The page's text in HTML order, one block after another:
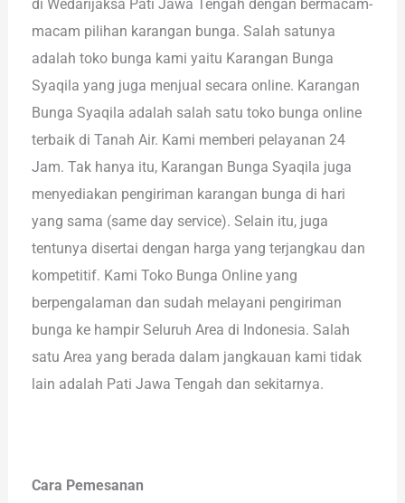
di Wedarijaksa Pati Jawa Tengah dengan bermacam-
macam pilihan karangan bunga. Salah satunya
adalah toko bunga kami yaitu Karangan Bunga
Syaqila yang juga menjual secara online. Karangan
Bunga Syaqila adalah salah satu toko bunga online
terbaik di Tanah Air. Kami memberi pelayanan 24
Jam. Tak hanya itu, Karangan Bunga Syaqila juga
menyediakan pengiriman karangan bunga di hari
yang sama (same day service). Selain itu, juga
tentunya disertai dengan harga yang terjangkau dan
kompetitif. Kami Toko Bunga Online yang
berpengalaman dan sudah melayani pengiriman
bunga ke hampir Seluruh Area di Indonesia. Salah
satu Area yang berada dalam jangkauan kami tidak
lain adalah Pati Jawa Tengah dan sekitarnya.
Cara Pemesanan